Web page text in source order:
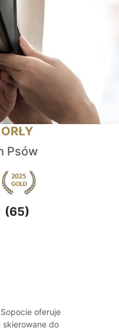
Psów
(65)
oferuje
skierowane do